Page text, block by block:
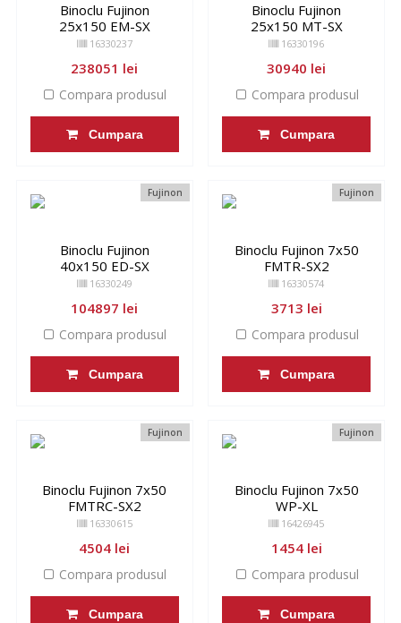
Binoclu Fujinon
25x150 EM-SX
16330237
238051 lei
Compara produsul
Cumpara
Binoclu Fujinon
25x150 MT-SX
16330196
30940 lei
Compara produsul
Cumpara
Fujinon
Binoclu Fujinon
40x150 ED-SX
16330249
104897 lei
Compara produsul
Cumpara
Fujinon
Binoclu Fujinon 7x50
FMTR-SX2
16330574
3713 lei
Compara produsul
Cumpara
Fujinon
Binoclu Fujinon 7x50
FMTRC-SX2
16330615
4504 lei
Compara produsul
Cumpara
Fujinon
Binoclu Fujinon 7x50
WP-XL
16426945
1454 lei
Compara produsul
Cumpara